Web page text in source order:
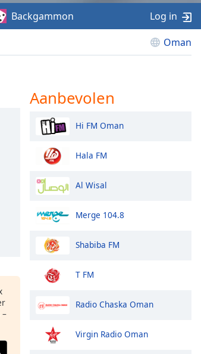
Oman
Backgammon Log in
Aanbevolen
Hi FM Oman
Hala FM
Al Wisal
Merge 104.8
Shabiba FM
T FM
Radio Chaska Oman
Virgin Radio Oman